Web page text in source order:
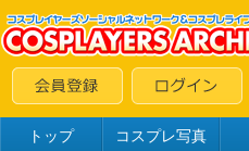
トップ コスプレ写真